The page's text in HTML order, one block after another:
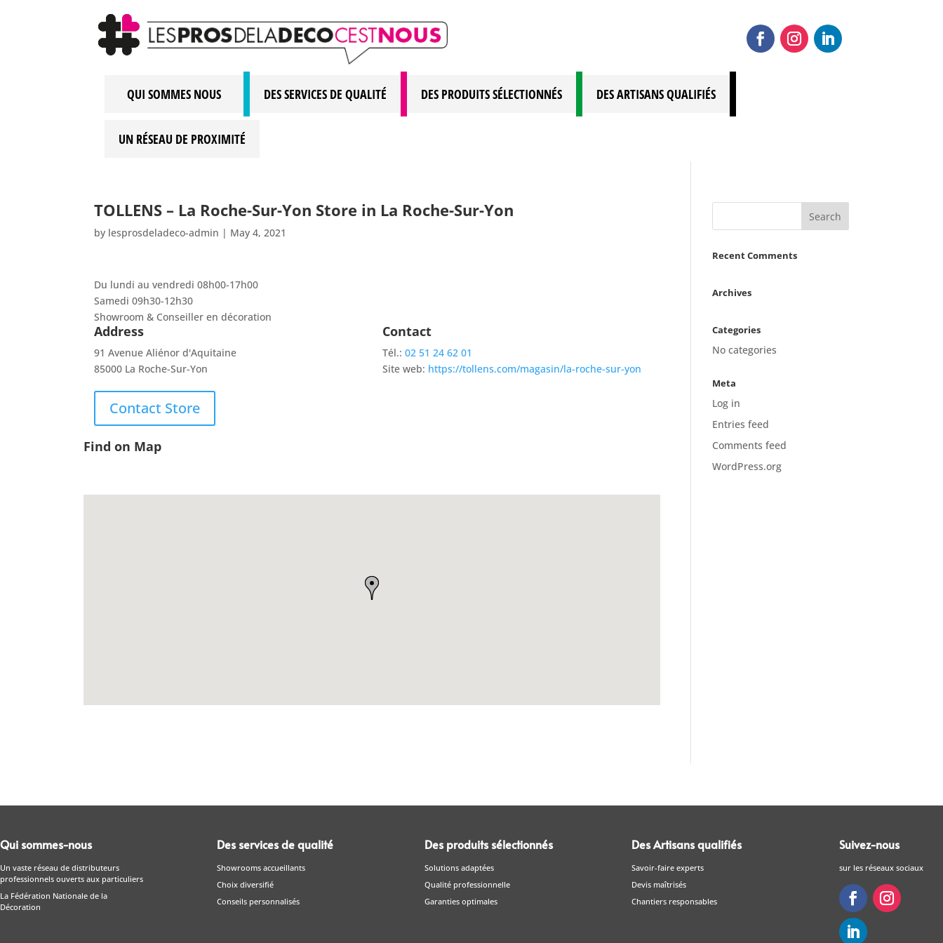
QUI SOMMES NOUS DES SERVICES DE QUALITÉ DES PRODUITS SÉLECTIONNÉS DES ARTISANS QUALIFIÉS
UN RÉSEAU DE PROXIMITÉ
TOLLENS – La Roche-Sur-Yon Store in La Roche-Sur-Yon
by lesprosdeladeco-admin | May 4, 2021
Du lundi au vendredi 08h00-17h00
Samedi 09h30-12h30
Showroom & Conseiller en décoration
Address
91 Avenue Aliénor d'Aquitaine
85000 La Roche-Sur-Yon
Contact
Tél.:02 51 24 62 01
Site web: https://tollens.com/magasin/la-roche-sur-yon
Contact Store
Find on Map
Recent Comments
Archives
Categories
No categories
Meta
Log in
Entries feed
Comments feed
WordPress.org
Qui sommes-nous
Un vaste réseau de distributeurs
professionnels ouverts aux particuliers
La Fédération Nationale de la
Décoration
Des services de qualité
Showrooms accueillants
Choix diversifié
Conseils personnalisés
Des produits sélectionnés
Solutions adaptées
Qualité professionnelle
Garanties optimales
Des Artisans qualifiés
Savoir-faire experts
Devis maîtrisés
Chantiers responsables
Suivez-nous
sur les réseaux sociaux